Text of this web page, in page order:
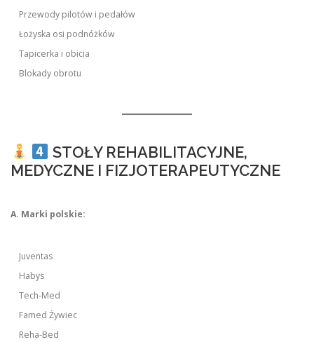
Przewody pilotów i pedałów
Łożyska osi podnóżków
Tapicerka i obicia
Blokady obrotu
STOŁY REHABILITACYJNE,
MEDYCZNE I FIZJOTERAPEUTYCZNE
A. Marki polskie:
Juventas
Habys
Tech-Med
Famed Żywiec
Reha-Bed